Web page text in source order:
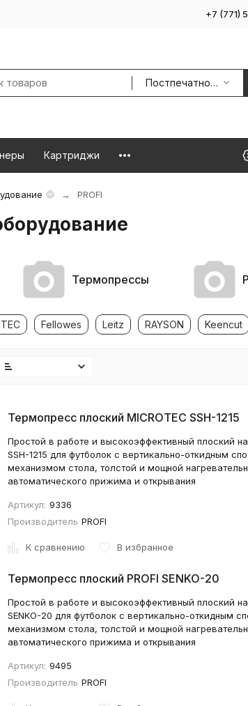
+7 (771)
Постпечатное оборудование
Картриджи
PROFI
Термопрессы
Fellowes Leitz RAYSON Keencut
Термопресс плоский MICROTEC SSH-1215
Простой в работе и высокоэффективный плоский
SSH-1215 для футболок с вертикально-откидным
механизмом стола, толстой и мощной
автоматического прижима и открывания
Артикул: 9336
Производитель PROFI
К сравнению В избранное
Термопресс плоский PROFI SENKO-20
Простой в работе и высокоэффективный плоский
SENKO-20 для футболок с вертикально-откидным
механизмом стола, толстой и мощной
автоматического прижима и открывания
Артикул: 9495
Производитель PROFI